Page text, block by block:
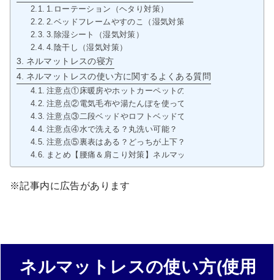
1.ローテーション（ヘタり対策）
2.ベッドフレームやすのこ（湿気対策）
3.除湿シート（湿気対策）
4.陰干し（湿気対策）
ネルマットレスの寝方
ネルマットレスの使い方に関するよくある質問
注意点①床暖房やホットカーペットの上で使って大丈夫？
注意点②電気毛布や湯たんぽを使って大丈夫？
注意点③二段ベッドやロフトベッドでも使用可能？
注意点④水で洗える？丸洗い可能？
注意点⑤裏表はある？どっちが上下？
まとめ【腰痛＆肩こり対策】ネルマットレス オリジナル
※記事内に広告があります
ネルマットレスの使い方(使用